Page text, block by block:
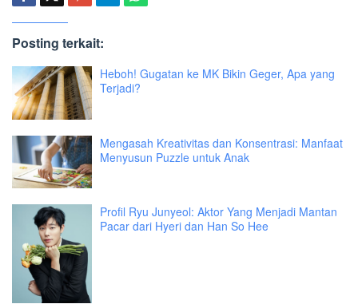
Posting terkait:
Heboh! Gugatan ke MK Bikin Geger, Apa yang
Terjadi?
Mengasah Kreativitas dan Konsentrasi: Manfaat
Menyusun Puzzle untuk Anak
Profil Ryu Junyeol: Aktor Yang Menjadi Mantan
Pacar dari Hyeri dan Han So Hee